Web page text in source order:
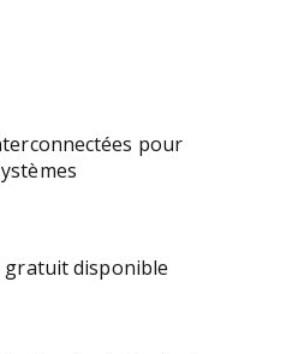
pour
gratuit disponible